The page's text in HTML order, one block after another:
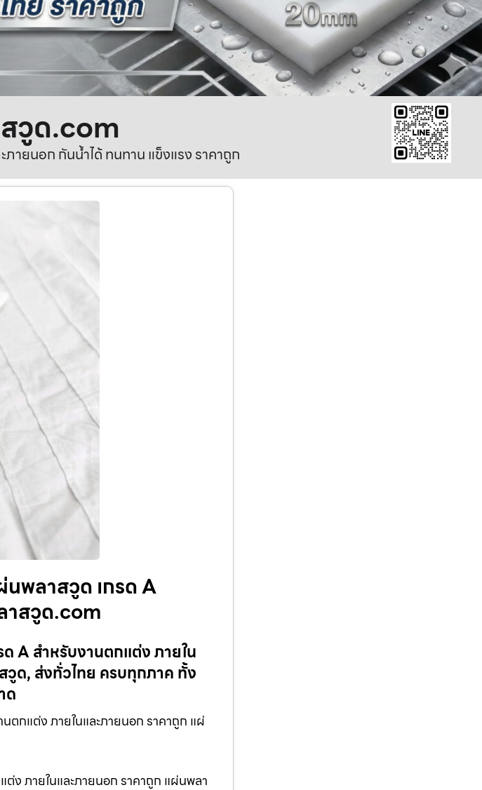
วูด.com
ายนอก กันน้ำได้ ทนทาน แข็งแรง ราคาถูก
พลาสวูด เกรด A
าสวูด.com
A สำหรับงานตกแต่ง ภายใน
ด, ส่งทั่วไทย ครบทุกภาค ทั้ง
ด
กแต่ง ภายในและภายนอก ราคาถูก แผ่
ง ภายในและภายนอก ราคาถูก แผ่นพลา